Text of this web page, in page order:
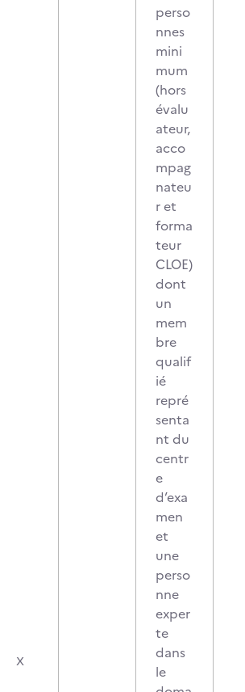
X
perso
nnes
mini
mum
(hors
évalu
ateur,
acco
mpag
nateu
r et
forma
teur
CLOE)
dont
un
mem
bre
qualif
ié
repré
senta
nt du
centr
e
d’exa
men
et
une
perso
nne
exper
te
dans
le